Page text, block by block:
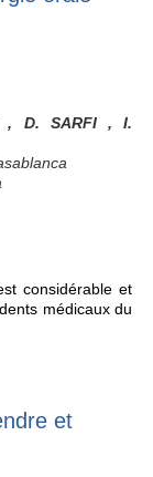
, D. SARFI , I.
considérable et
médicaux du
et